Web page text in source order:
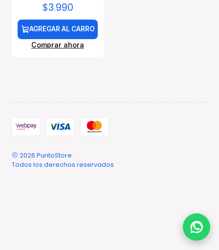
$3.990
AGREGAR AL CARRO
Comprar ahora
2026 PuntoStore.
Todos los derechos reservados